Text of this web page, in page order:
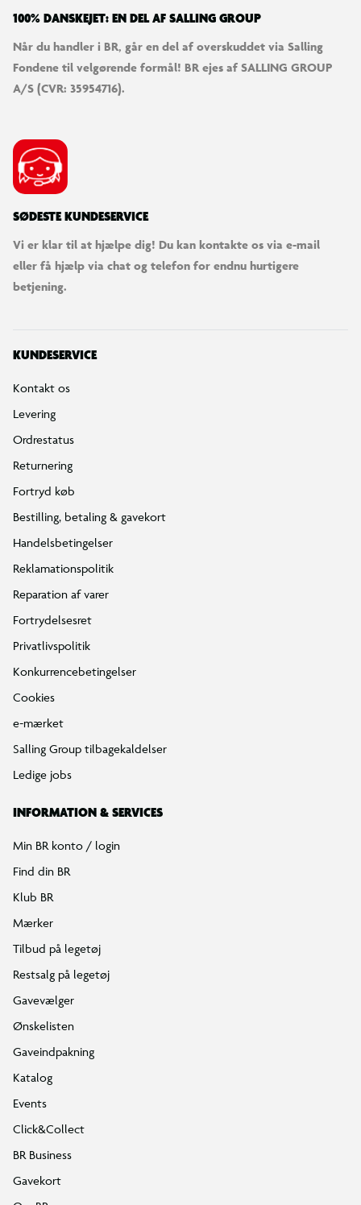
100% DANSKEJET: EN DEL AF SALLING GROUP
Når du handler i BR, går en del af overskuddet via Salling
Fondene til velgørende formål! BR ejes af SALLING GROUP
A/S (CVR: 35954716).
SØDESTE KUNDESERVICE
Vi er klar til at hjælpe dig! Du kan kontakte os via e-mail
eller få hjælp via chat og telefon for endnu hurtigere
betjening.
KUNDESERVICE
Kontakt os
Levering
Ordrestatus
Returnering
Fortryd køb
Bestilling, betaling & gavekort
Handelsbetingelser
Reklamationspolitik
Reparation af varer
Fortrydelsesret
Privatlivspolitik
Konkurrencebetingelser
Cookies
e-mærket
Salling Group tilbagekaldelser
Ledige jobs
INFORMATION & SERVICES
Min BR konto / login
Find din BR
Klub BR
Mærker
Tilbud på legetøj
Restsalg på legetøj
Gavevælger
Ønskelisten
Gaveindpakning
Katalog
Events
Click&Collect
BR Business
Gavekort